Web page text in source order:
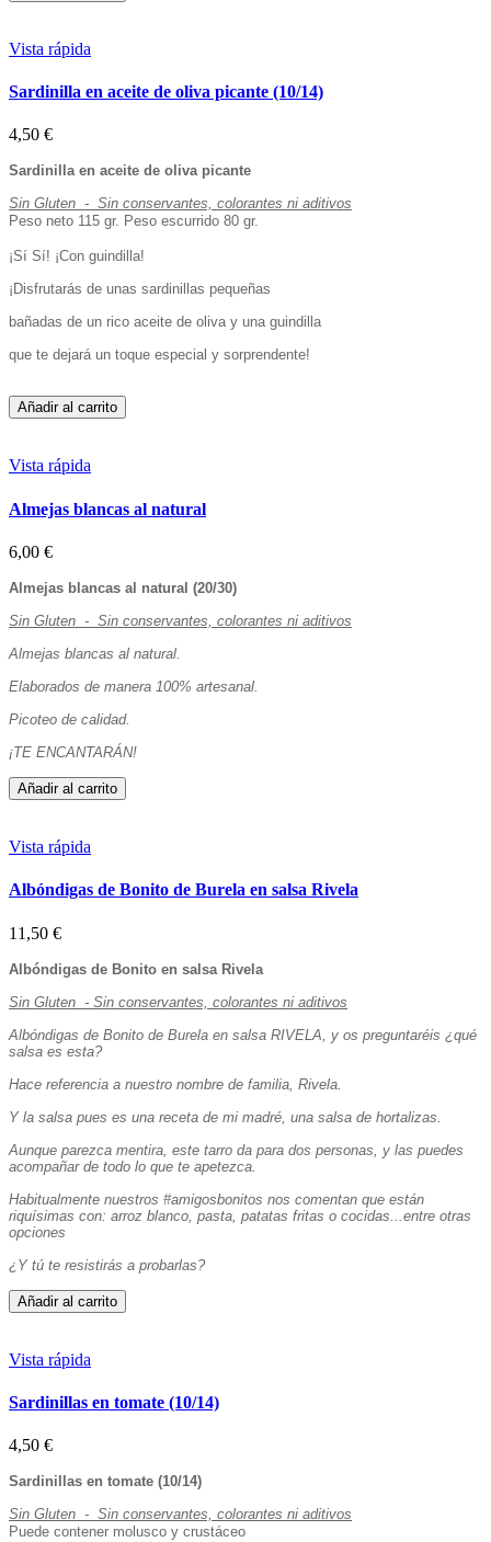
Vista rápida
Sardinilla en aceite de oliva picante (10/14)
4,50 €
Sardinilla en aceite de oliva picante
Sin Gluten - Sin conservantes, colorantes ni aditivos
Peso neto 115 gr. Peso escurrido 80 gr.
¡Sí Sí! ¡Con guindilla!
¡Disfrutarás de unas sardinillas pequeñas
bañadas de un rico aceite de oliva y una guindilla
que te dejará un toque especial y sorprendente!
Añadir al carrito
Vista rápida
Almejas blancas al natural
6,00 €
Almejas blancas al natural (20/30)
Sin Gluten - Sin conservantes, colorantes ni aditivos
Almejas blancas al natural.
Elaborados de manera 100% artesanal.
Picoteo de calidad.
¡TE ENCANTARÁN!
Añadir al carrito
Vista rápida
Albóndigas de Bonito de Burela en salsa Rivela
11,50 €
Albóndigas de Bonito en salsa Rivela
Sin Gluten - Sin conservantes, colorantes ni aditivos
Albóndigas de Bonito de Burela en salsa RIVELA, y os preguntaréis ¿qué
salsa es esta?
Hace referencia a nuestro nombre de familia, Rivela.
Y la salsa pues es una receta de mi madré, una salsa de hortalizas.
Aunque parezca mentira, este tarro da para dos personas, y las puedes
acompañar de todo lo que te apetezca.
Habitualmente nuestros #amigosbonitos nos comentan que están
riquísimas con: arroz blanco, pasta, patatas fritas o cocidas...entre otras
opciones
¿Y tú te resistirás a probarlas?
Añadir al carrito
Vista rápida
Sardinillas en tomate (10/14)
4,50 €
Sardinillas en tomate (10/14)
Sin Gluten - Sin conservantes, colorantes ni aditivos
Puede contener molusco y crustáceo